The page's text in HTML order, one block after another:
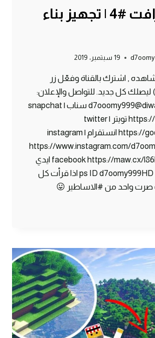
ماين كرافت #4 | تجهيز بناء
19 سبتمبر، 2019
, اشترك بالقناة وفعّل زر
) ليصلك كل جديد. للتواصل والإعلان:
d7ooomy999@diwangroup.com سناب | snapchat
https://goo.gl/sr19bf تويتر | twitter
https://goo.gl/UGEG15 انستقرام | instagram
https://www.instagram.com/
فيس بوك | facebook https://maw.cx/l86hl ايدي
البلايستيشن | ps ID d7oomy999HD اذا قرأت كل
صرت واحد من #الاساطير 😛